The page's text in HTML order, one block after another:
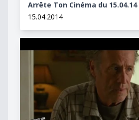
Arrête Ton Cinéma du 15.04.14
15.04.2014